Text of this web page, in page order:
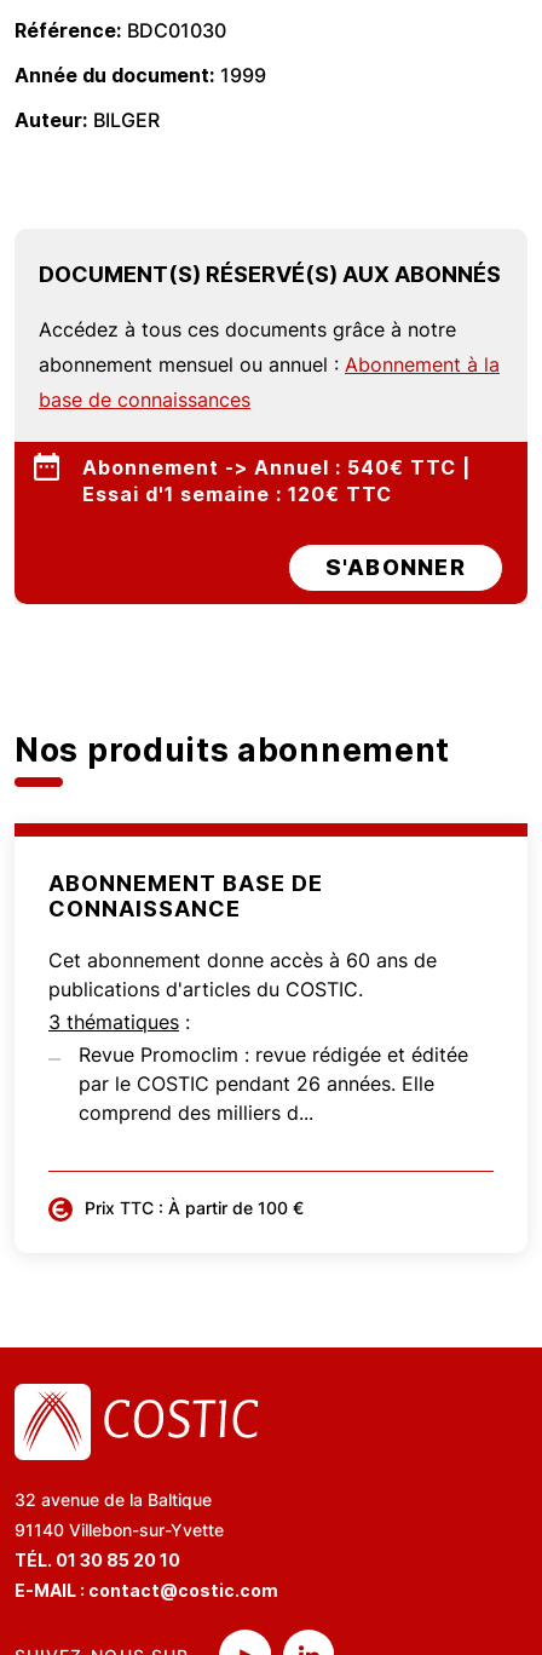
Référence BDC01030
Année du document 1999
Auteur BILGER
DOCUMENT(S) RÉSERVÉ(S) AUX ABONNÉS
Accédez à tous ces documents grâce à notre
abonnement mensuel ou annuel : Abonnement à la
base de connaissances
Abonnement -> Annuel : 540€ TTC |
Essai d'1 semaine : 120€ TTC
S'ABONNER
Nos produits abonnement
ABONNEMENT BASE DE
CONNAISSANCE
Cet abonnement donne accès à 60 ans de
publications d'articles du COSTIC.
3 thématiques :
Revue Promoclim : revue rédigée et éditée
par le COSTIC pendant 26 années. Elle
comprend des milliers d...
Prix TTC : À partir de 100 €
32 avenue de la Baltique
91140 Villebon-sur-Yvette
TÉL. 01 30 85 20 10
E-MAIL : contact@costic.com